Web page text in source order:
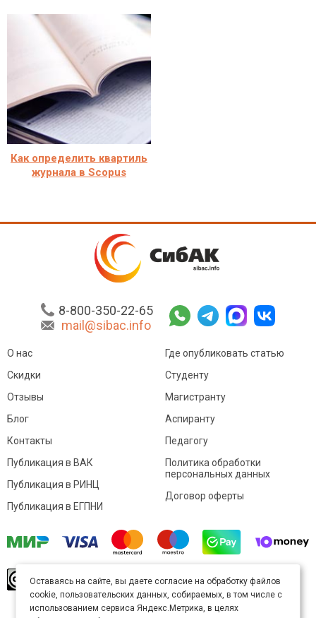
Как определить квартиль
журнала в Scopus
8-800-350-22-65
mail@sibac.info
О нас
Скидки
Отзывы
Блог
Контакты
Где опубликовать статью
Студенту
Магистранту
Аспиранту
Педагогу
Публикация в ВАК
Публикация в РИНЦ
Публикация в ЕГПНИ
Политика обработки
персональных данных
Договор оферты
произведение доступно полицензии Creative
Commons «Attribution» («Атрибуция») 4.0
Непортированная.
Оставаясь на сайте, вы даете согласие на обработку файлов
cookie, пользовательских данных, собираемых, в том числе с
использованием сервиса Яндекс.Метрика, в целях